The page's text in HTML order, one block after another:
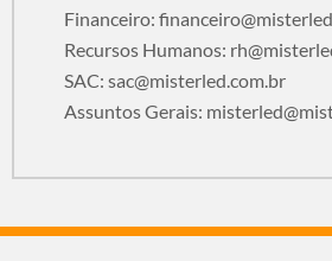
Financeiro:
Recursos Humanos:
SAC: sac@misterled.com.br
Assuntos Gerais: